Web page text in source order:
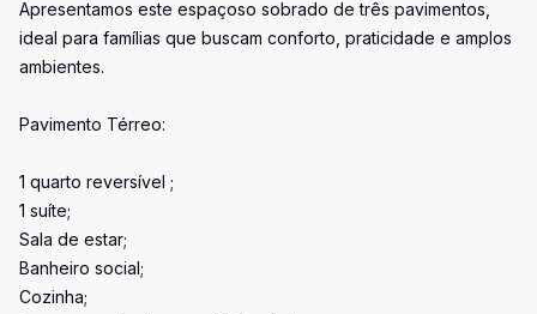
Apresentamos este espaçoso sobrado de três pavimentos,
ideal para famílias que buscam conforto, praticidade e amplos
ambientes.
Pavimento Térreo:
1 quarto reversível ;
1 suíte;
Sala de estar;
Banheiro social;
Cozinha;